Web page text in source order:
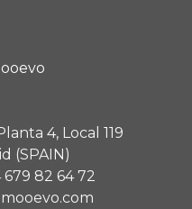
4, Local 119
(SPAIN)
679 82 64 72